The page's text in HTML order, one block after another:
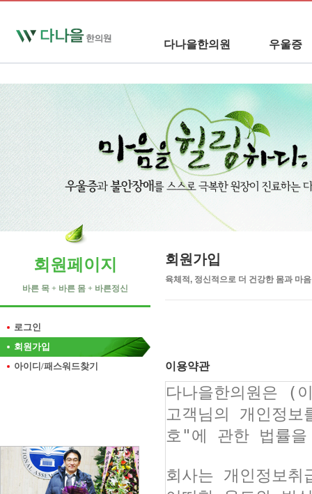
다나을한의원 우울증
회원페이지
바른 목 + 바른 몸 + 바른정신
로그인
회원가입
아이디/패스워드찾기
회원가입
육체적, 정신적으로 더 건강한 몸과 마
이용약관